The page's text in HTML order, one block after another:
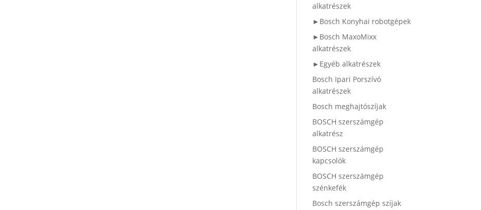
alkatrészek
►Bosch Konyhai robotgépek
►Bosch MaxoMixx
alkatrészek
►Egyéb alkatrészek
Bosch Ipari Porszívó
alkatrészek
Bosch meghajtószíjak
BOSCH szerszámgép
alkatrész
BOSCH szerszámgép
kapcsolók
BOSCH szerszámgép
szénkefék
Bosch szerszámgép szíjak